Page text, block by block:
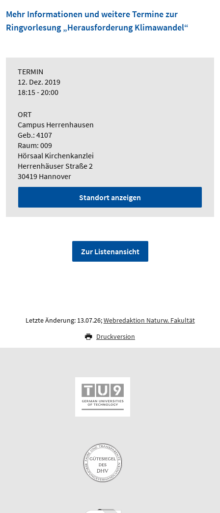
Mehr Informationen und weitere Termine zur
Ringvorlesung „Herausforderung Klimawandel“
TERMIN
12. Dez. 2019
18:15 - 20:00
ORT
Campus Herrenhausen
Geb.: 4107
Raum: 009
Hörsaal Kirchenkanzlei
Herrenhäuser Straße 2
30419 Hannover
Standort anzeigen
Zur Listenansicht
Letzte Änderung: 13.07.26;Webredaktion Naturw. Fakultät
Druckversion